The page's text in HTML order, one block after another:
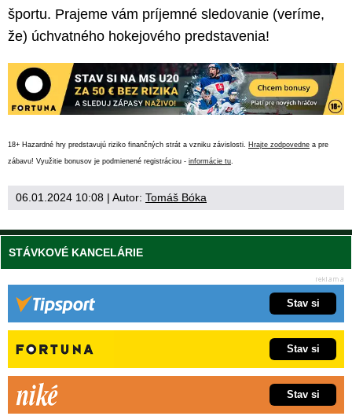
športu. Prajeme vám príjemné sledovanie (veríme,
že) úchvatného hokejového predstavenia!
18+ Hazardné hry predstavujú riziko finančných strát a vzniku závislosti. Hrajte zodpovedne a pre
zábavu! Využitie bonusov je podmienené registráciou - informácie tu.
06.01.2024 10:08 | Autor: Tomáš Bóka
STÁVKOVÉ KANCELÁRIE
Stav si
Stav si
Stav si